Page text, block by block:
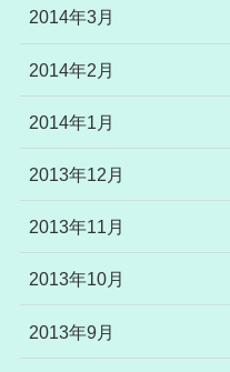
2014年3月
2014年2月
2014年1月
2013年12月
2013年11月
2013年10月
2013年9月